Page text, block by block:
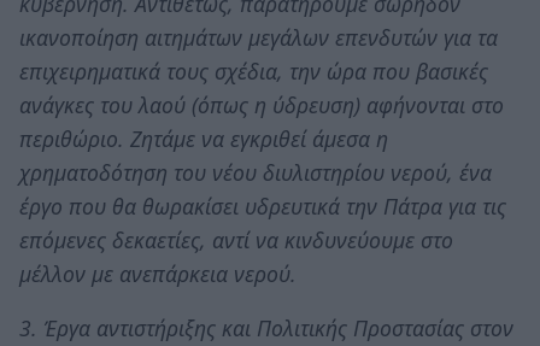
ικανοποίηση αιτημάτων μεγάλων επενδυτών για τα
επιχειρηματικά τους σχέδια, την ώρα που βασικές
ανάγκες του λαού (όπως η ύδρευση) αφήνονται στο
περιθώριο. Ζητάμε να εγκριθεί άμεσα η
χρηματοδότηση του νέου διυλιστηρίου νερού, ένα
έργο που θα θωρακίσει υδρευτικά την Πάτρα για τις
επόμενες δεκαετίες, αντί να κινδυνεύουμε στο
μέλλον με ανεπάρκεια νερού.
3. Έργα αντιστήριξης και Πολιτικής Προστασίας στον